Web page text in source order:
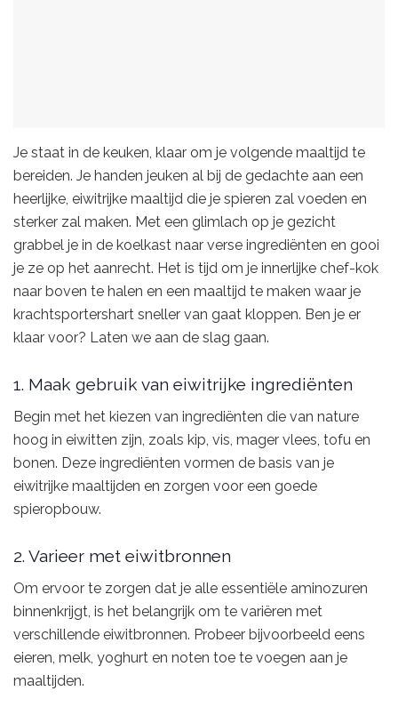
Je staat in de keuken, klaar om je volgende maaltijd te
bereiden. Je handen jeuken al bij de gedachte aan een
heerlijke, eiwitrijke maaltijd die je spieren zal voeden en
sterker zal maken. Met een glimlach op je gezicht
grabbel je in de koelkast naar verse ingrediënten en gooi
je ze op het aanrecht. Het is tijd om je innerlijke chef-kok
naar boven te halen en een maaltijd te maken waar je
krachtsportershart sneller van gaat kloppen. Ben je er
klaar voor? Laten we aan de slag gaan.
1. Maak gebruik van eiwitrijke ingrediënten
Begin met het kiezen van ingrediënten die van nature
hoog in eiwitten zijn, zoals kip, vis, mager vlees, tofu en
bonen. Deze ingrediënten vormen de basis van je
eiwitrijke maaltijden en zorgen voor een goede
spieropbouw.
2. Varieer met eiwitbronnen
Om ervoor te zorgen dat je alle essentiële aminozuren
binnenkrijgt, is het belangrijk om te variëren met
verschillende eiwitbronnen. Probeer bijvoorbeeld eens
eieren, melk, yoghurt en noten toe te voegen aan je
maaltijden.